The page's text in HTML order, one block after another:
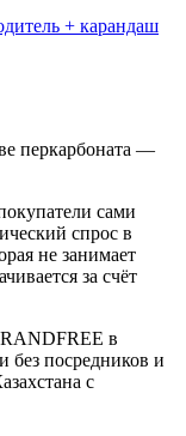
+ карандаш
перкарбоната —
сами
спрос в
не занимает
за счёт
в
без посредников и
с